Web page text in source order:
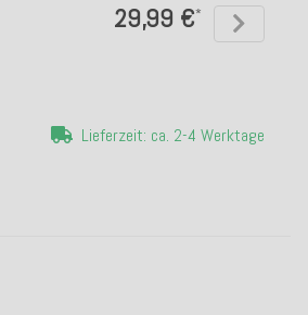
29,99 €*
Lieferzeit: ca. 2-4 Werktage